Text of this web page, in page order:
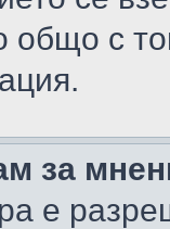
общо с
за
е